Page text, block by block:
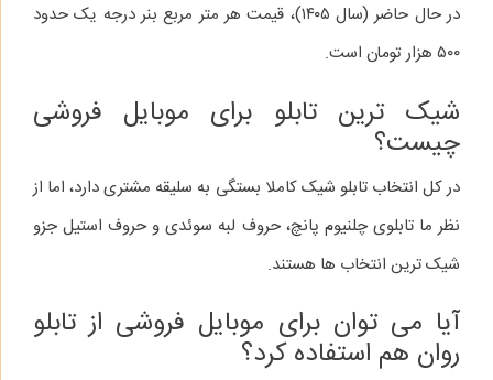
در حال حاضر (سال ۱۴۰۵)، قیمت هر متر مربع بنر درجه یک حدود
۵۰۰ هزار تومان است.
شیک‌ ترین تابلو برای موبایل فروشی
چیست؟
در کل انتخاب تابلو شیک کاملا بستگی به سلیقه مشتری دارد، اما از
نظر ما تابلوی چلنیوم پانچ، حروف لبه سوئدی و حروف استیل جزو
شیک‌ ترین انتخاب‌ ها هستند.
آیا می‌ توان برای موبایل فروشی از تابلو
روان هم استفاده کرد؟